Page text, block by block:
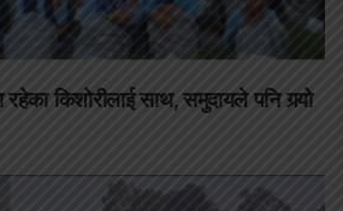
किशोरीलाई साथ, समुदायले पनि गर्‍यो